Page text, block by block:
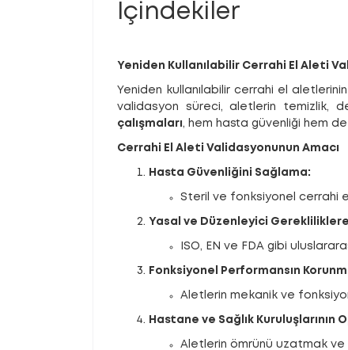
İçindekiler
Yeniden Kullanılabilir Cerrahi El Aleti
Yeniden kullanılabilir cerrahi el
validasyon süreci, aletlerin temizlik,
çalışmaları, hem hasta güvenliği hem
Cerrahi El Aleti Validasyonunun Amacı
Hasta Güvenliğini Sağlama:
Steril ve fonksiyonel cerrahi
Yasal ve Düzenleyici
ISO, EN ve FDA gibi
Fonksiyonel Performansın
Aletlerin mekanik ve
Hastane ve Sağlık Kuruluşlarının
Aletlerin ömrünü uzatmak ve